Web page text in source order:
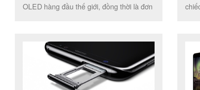
OLED hàng đầu thế giới, đồng thời là đơn